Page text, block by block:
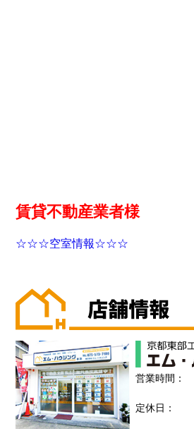
賃貸不動産業者様
☆☆☆空室情報☆☆☆
営業時間：
定休日：